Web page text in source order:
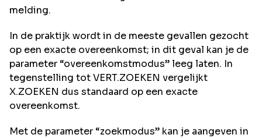
melding.
In de praktijk wordt in de meeste gevallen gezocht
op een exacte overeenkomst; in dit geval kan je de
parameter “overeenkomstmodus” leeg laten. In
tegenstelling tot VERT.ZOEKEN vergelijkt
X.ZOEKEN dus standaard op een exacte
overeenkomst.
Met de parameter “zoekmodus” kan je aangeven in